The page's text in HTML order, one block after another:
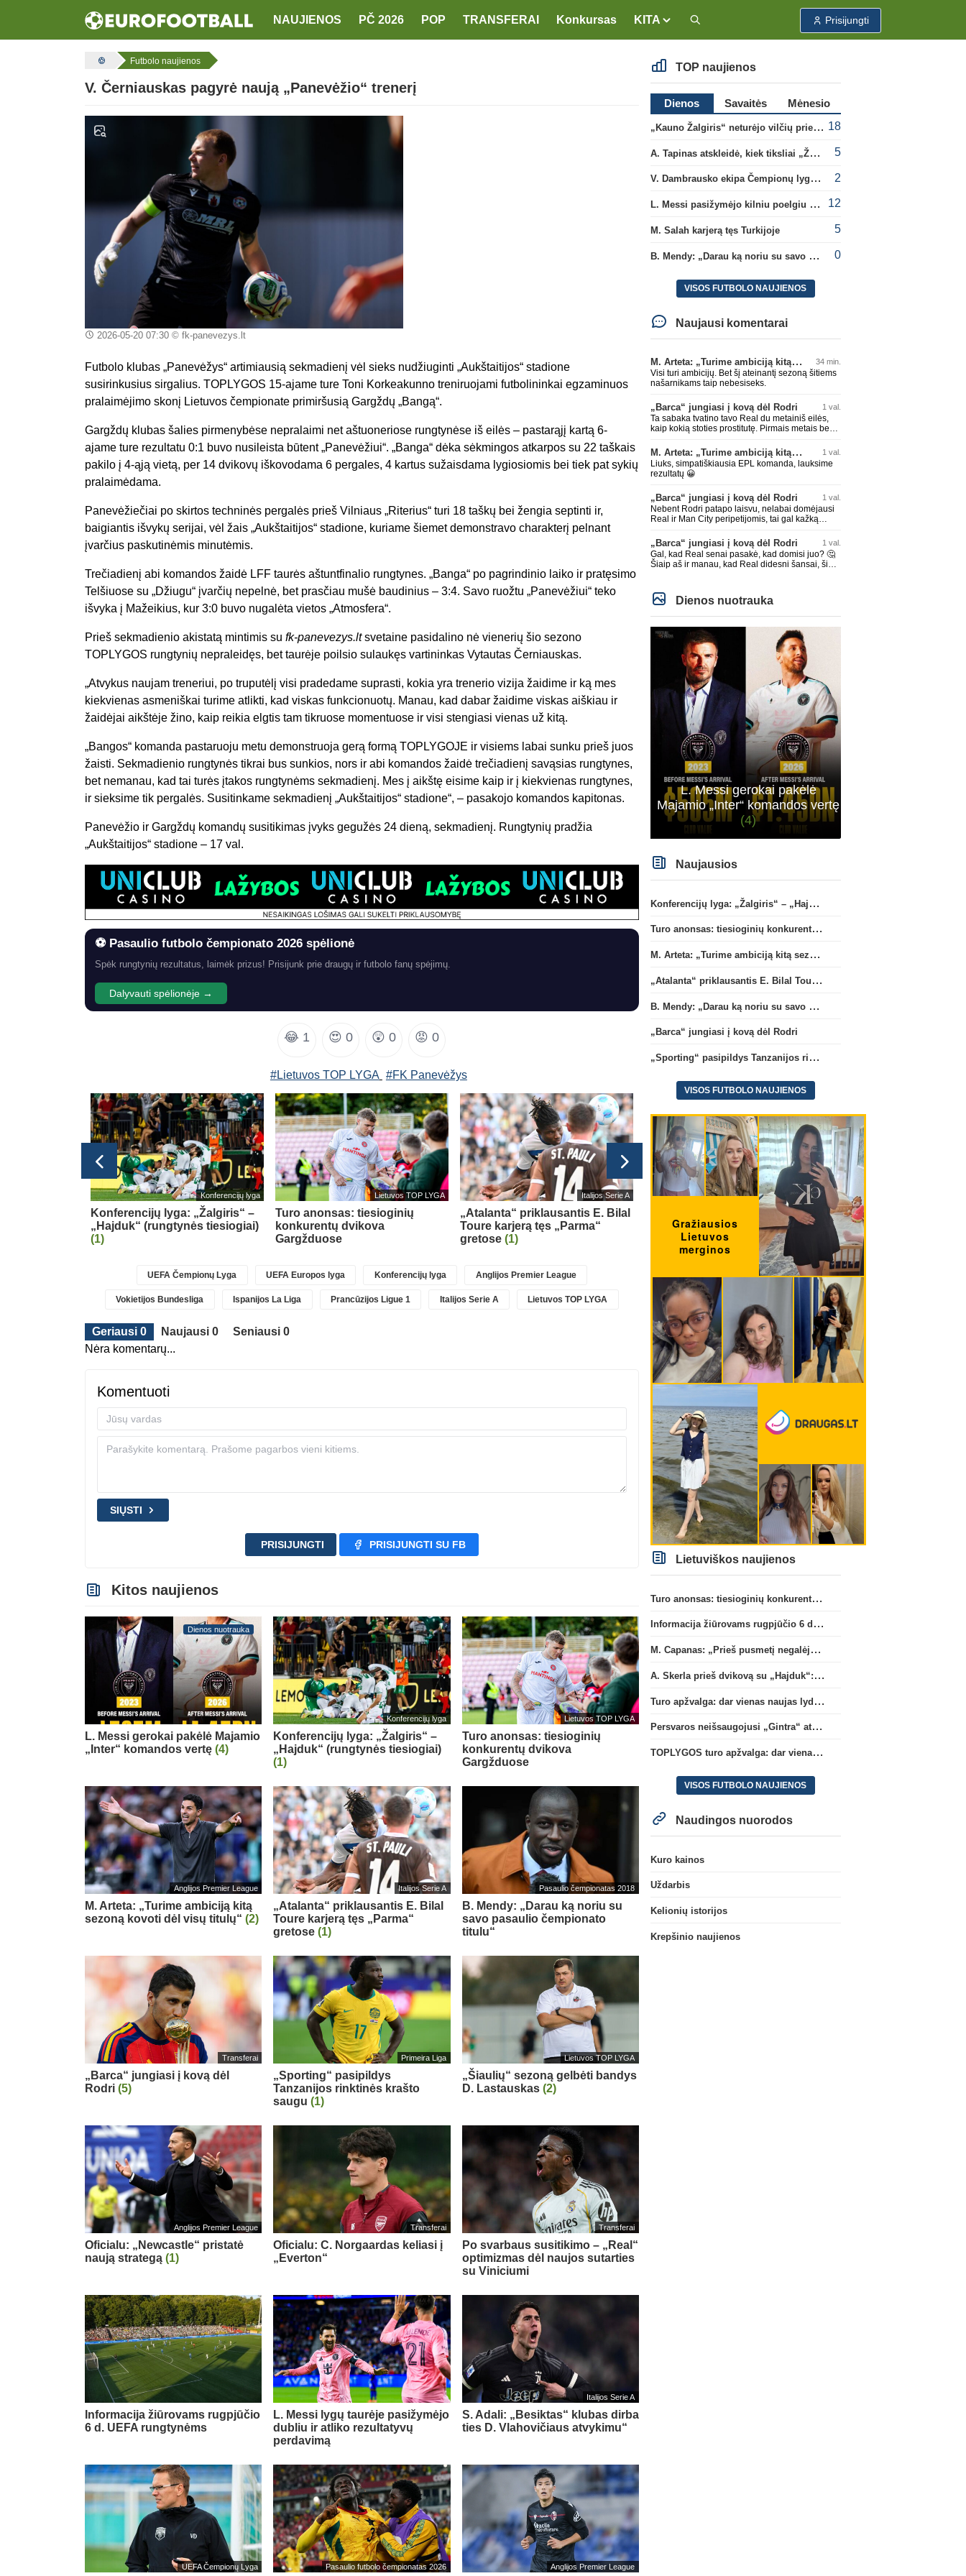
NAUJIENOS PČ 2026 POP TRANSFERAI Konkursas KITA Prisijungti
Futbolo naujienos
V. Černiauskas pagyrė naują „Panevėžio“ trenerį
2026-05-20 07:30© fk-panevezys.lt
Futbolo klubas „Panevėžys“ artimiausią sekmadienį vėl sieks nudžiuginti „Aukštaitijos“ stadione
susirinkusius sirgalius. TOPLYGOS 15-ajame ture Toni Korkeakunno treniruojami futbolininkai egzaminuos
pralaimėjimo skonį Lietuvos čempionate primiršusią Gargždų „Bangą“.
Gargždų klubas šalies pirmenybėse nepralaimi net aštuoneriose rungtynėse iš eilės – pastarąjį kartą 6-
ajame ture rezultatu 0:1 buvo nusileista būtent „Panevėžiui“. „Banga“ dėka sėkmingos atkarpos su 22 taškais
pakilo į 4-ąją vietą, per 14 dvikovų iškovodama 6 pergales, 4 kartus sužaisdama lygiosiomis bei tiek pat sykių
pralaimėdama.
Panevėžiečiai po skirtos techninės pergalės prieš Vilniaus „Riterius“ turi 18 taškų bei žengia septinti ir,
baigiantis išvykų serijai, vėl žais „Aukštaitijos“ stadione, kuriame šiemet demonstravo charakterį pelnant
įvarčius paskutinėmis minutėmis.
Trečiadienį abi komandos žaidė LFF taurės aštuntfinalio rungtynes. „Banga“ po pagrindinio laiko ir pratęsimo
Telšiuose su „Džiugu“ įvarčių nepelnė, bet prasčiau mušė baudinius – 3:4. Savo ruožtu „Panevėžiui“ teko
išvyka į Mažeikius, kur 3:0 buvo nugalėta vietos „Atmosfera“.
Prieš sekmadienio akistatą mintimis su fk-panevezys.ltsvetaine pasidalino nė vienerių šio sezono
TOPLYGOS rungtynių nepraleidęs, bet taurėje poilsio sulaukęs vartininkas Vytautas Černiauskas.
„Atvykus naujam treneriui, po truputėlį visi pradedame suprasti, kokia yra trenerio vizija žaidime ir ką mes
kiekvienas asmeniškai turime atlikti, kad viskas funkcionuotų. Manau, kad dabar žaidime viskas aiškiau ir
žaidėjai aikštėje žino, kaip reikia elgtis tam tikruose momentuose ir visi stengiasi vienas už kitą.
„Bangos“ komanda pastaruoju metu demonstruoja gerą formą TOPLYGOJE ir visiems labai sunku prieš juos
žaisti. Sekmadienio rungtynės tikrai bus sunkios, nors ir abi komandos žaidė trečiadienį savąsias rungtynes,
bet nemanau, kad tai turės įtakos rungtynėms sekmadienį. Mes į aikštę eisime kaip ir į kiekvienas rungtynes,
ir sieksime tik pergalės. Susitinkame sekmadienį „Aukštaitijos“ stadione“, – pasakojo komandos kapitonas.
Panevėžio ir Gargždų komandų susitikimas įvyks gegužės 24 dieną, sekmadienį. Rungtynių pradžia
„Aukštaitijos“ stadione – 17 val.
⚽ Pasaulio futbolo čempionato 2026 spėlionė
Spėk rungtynių rezultatus, laimėk prizus! Prisijunk prie draugų ir futbolo fanų spėjimų.
Dalyvauti spėlionėje →
😂 1 😍 0 😲 0 😡 0
#Lietuvos TOP LYGA #FK Panevėžys
Konferencijų lyga
Konferencijų lyga: „Žalgiris“ –
„Hajduk“ (rungtynės tiesiogiai)
(1)
Lietuvos TOP LYGA
Turo anonsas: tiesioginių
konkurentų dvikova
Gargžduose
Italijos Serie A
„Atalanta“ priklausantis E. Bilal
Toure karjerą tęs „Parma“
gretose (1)
Pasaulio čempionatas 2018
B. Mendy: „Darau ką noriu su
savo pasaulio čempionato
„Sporting“ pasipildys
Tanzanijos rinktinės
saugu
UEFA Čempionų Lyga UEFA Europos lyga Konferencijų lyga Anglijos Premier League
Vokietijos Bundesliga Ispanijos La Liga Prancūzijos Ligue 1 Italijos Serie A Lietuvos TOP LYGA
Geriausi 0 Naujausi 0
Seniausi 0
Nėra komentarų...
Komentuoti
SIŲSTI
PRISIJUNGTI PRISIJUNGTI SU FB
Kitos naujienos
Dienos nuotrauka
L. Messi gerokai pakėlė Majamio
„Inter“ komandos vertę (4)
Konferencijų lyga
Konferencijų lyga: „Žalgiris“ –
„Hajduk“ (rungtynės tiesiogiai)
(1)
Lietuvos TOP LYGA
Turo anonsas: tiesioginių
konkurentų dvikova
Gargžduose
Anglijos Premier League
M. Arteta: „Turime ambiciją kitą
sezoną kovoti dėl visų titulų“ (2)
Italijos Serie A
„Atalanta“ priklausantis E. Bilal
Toure karjerą tęs „Parma“
gretose(1)
Pasaulio čempionatas 2018
B. Mendy: „Darau ką noriu su
savo pasaulio čempionato
titulu“
Transferai
„Barca“ jungiasi į kovą dėl
Rodri (5)
Primeira Liga
„Sporting“ pasipildys
Tanzanijos rinktinės krašto
saugu(1)
Lietuvos TOP LYGA
„Šiaulių“ sezoną gelbėti bandys
D. Lastauskas (2)
Anglijos Premier League
Oficialu: „Newcastle“ pristatė
naują strategą (1)
Transferai
Oficialu: C. Norgaardas keliasi į
„Everton“
Transferai
Po svarbaus susitikimo – „Real“
optimizmas dėl naujos sutarties
su Viniciumi
Informacija žiūrovams rugpjūčio
6 d. UEFA rungtynėms
L. Messi lygų taurėje pasižymėjo
dubliu ir atliko rezultatyvų
perdavimą
Italijos Serie A
S. Adali: „Besiktas“ klubas dirba
ties D. Vlahovičiaus atvykimu“
UEFA Čempionų Lyga Pasaulio futbolo čempionatas 2026 Anglijos Premier League
TOP naujienos
Dienos Savaitės
Mėnesio
„Kauno Žalgiris“ neturėjo vilčių prieš „Dinamo“ 18
A. Tapinas atskleidė, kiek tiksliai „Žalgiris“ jau uždirbo iš UEFA premijų 5
V. Dambrausko ekipa Čempionų lygos atrankoje patyrė skaudžią nesėkmę 2
L. Messi pasižymėjo kilniu poelgiu dėl kilusių gaisrų Madride 12
M. Salah karjerą tęs Turkijoje 5
B. Mendy: „Darau ką noriu su savo pasaulio čempionato titulu“ 0
VISOS FUTBOLO NAUJIENOS
Naujausi komentarai
M. Arteta: „Turime ambiciją kitą sezoną kovoti dėl visų titulų“ 34 min.
Visi turi ambicijų. Bet šį ateinantį sezoną šitiems
našarnikams taip nebesiseks.
„Barca“ jungiasi į kovą dėl Rodri 1 val.
Ta sabaka tvatino tavo Real du metainiš eilės,
kaip kokią stoties prostitutę. Pirmais metais be
rezultatas tas pats ištvatinta nepadoriausiais
būdais. Enjoy
M. Arteta: „Turime ambiciją kitą sezoną kovoti dėl visų titulų“ 1 val.
Liuks, simpatiškiausia EPL komanda, lauksime
rezultatų 😀
„Barca“ jungiasi į kovą dėl Rodri 1 val.
Nebent Rodri patapo laisvu, nelabai domėjausi
Real ir Man City peripetijomis, tai gal kažką
„Barca“ jungiasi į kovą dėl Rodri 1 val.
Gal, kad Real senai pasakė, kad domisi juo? 🤔
Šiaip aš ir manau, kad Real didesni šansai, šiaip
būtų geriau, nes Ispanijos dabar beveik pusę
rinktinės Barcos žaidėjų, realiai su kaip kuriai jau
būtų susižaides. O Real vėl bus prisipirks
žvaigždžių ir sėdės be titulų. Nors dabartiniai
pirkimai ir atrodytų grėsmingi klausimas kaip
komandoje atmosfera bus, nes treneris ir ne iš
ramesnių. Laukia įdomus sezonas. Šiaip dėl
kaip kurių žaidėjų gaila, kad pasirinko Real. Nes
mano nuomone ten kirmėlių irštva, o ne klubas.
To pačio Mbappe jau gaila, Prancūzijos rinktinėj
buvo lyderis ar vienas tokių, o klube jau pasirodę
buvo kalbų, kad kaltinamas buvo dėl nesėkmių.
Beje Man City su Barca man atrodo geresni
santykiai, neinsu Real, tai čia ir klausimas. Nes
Rodri gal nori į Real, bet klausimas ar Man City
su Real susitars.
Dienos nuotrauka
L. Messi gerokai pakėlė
Majamio „Inter“ komandos vertę
(4)
Naujausios
Konferencijų lyga: „Žalgiris“ – „Hajduk“ (rungtynės tiesiogiai)
Turo anonsas: tiesioginių konkurentų dvikova Gargžduose
M. Arteta: „Turime ambiciją kitą sezoną kovoti dėl visų titulų“
„Atalanta“ priklausantis E. Bilal Toure karjerą tęs „Parma“ gretose
B. Mendy: „Darau ką noriu su savo pasaulio čempionato titulu“
„Barca“ jungiasi į kovą dėl Rodri
„Sporting“ pasipildys Tanzanijos rinktinės krašto saugu
VISOS FUTBOLO NAUJIENOS
Lietuviškos naujienos
Turo anonsas: tiesioginių konkurentų dvikova Gargžduose
Informacija žiūrovams rugpjūčio 6 d. UEFA rungtynėms
M. Capanas: „Prieš pusmetį negalėjau net įsivaizduoti, kad žaisime prieš „Hajduk“
A. Skerla prieš dvikovą su „Hajduk“: „Tai kito kalibro komanda“
Turo apžvalga: dar vienas naujas lyderis
Persvaros neišsaugojusi „Gintra“ atrankos pusfinalyje nusileido Škotijos čempionėms
TOPLYGOS turo apžvalga: dar vienas naujas lyderis
VISOS FUTBOLO NAUJIENOS
Naudingos nuorodos
Kuro kainos
Uždarbis
Kelionių istorijos
Krepšinio naujienos